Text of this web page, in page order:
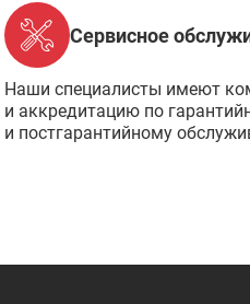
Сервисное
Наши специалисты имеют
и аккредитацию по
и постгарантийному